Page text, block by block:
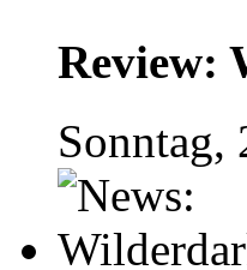
Review:
Sonntag,